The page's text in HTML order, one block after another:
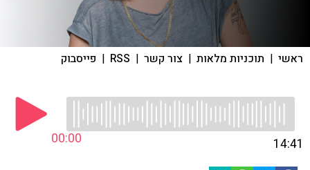
ראשי | תוכניות מלאות | צור קשר |
RSS
| פייסבוק
00:00 14:41